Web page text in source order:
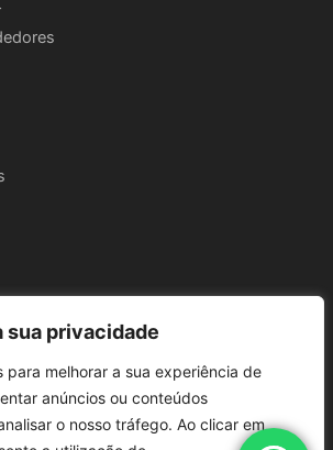
sua privacidade
para melhorar a sua experiência de
anúncios ou conteúdos
o nosso tráfego. Ao clicar em
Legais